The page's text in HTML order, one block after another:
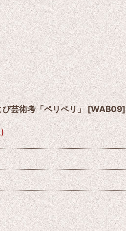
芸術考「ペリペリ」 [WAB09]